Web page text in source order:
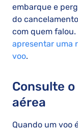
embarque e
do
com quem
apresentar uma
voo.
Consulte
aérea
Quando um voo